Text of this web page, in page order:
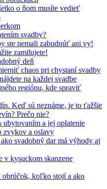
o ňom musíte vedieť
svadby?
ste nemali zabudnúť ani vy!
zamilujete!
deň
chaos pri chystaní svadby
na každej svadbe
regiónu, kde spraviť
Keď sú neznáme, je to ťažšie
Prečo nie?
ubytovaním a jej oplatenie
zvykov a oslavy
svadobný dar má výhody aj
v kysuckom skanzene
obrúčok, koľko stojí a ako